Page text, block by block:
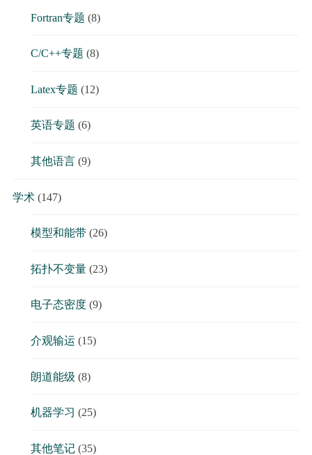
Fortran专题 (8)
C/C++专题 (8)
Latex专题 (12)
英语专题 (6)
其他语言(9)
学术(147)
模型和能带(26)
拓扑不变量(23)
电子态密度(9)
介观输运 (15)
朗道能级 (8)
机器学习 (25)
其他笔记(35)